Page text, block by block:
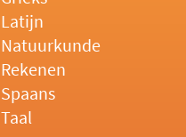
Latijn
Natuurkunde
Rekenen
Spaans
Taal